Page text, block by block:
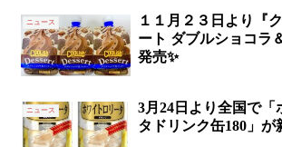
ニュース
１１月２３日より『
ート ダブルショコラ
発売✨
ニュース
3月24日より全国で「
タドリンク缶180」が